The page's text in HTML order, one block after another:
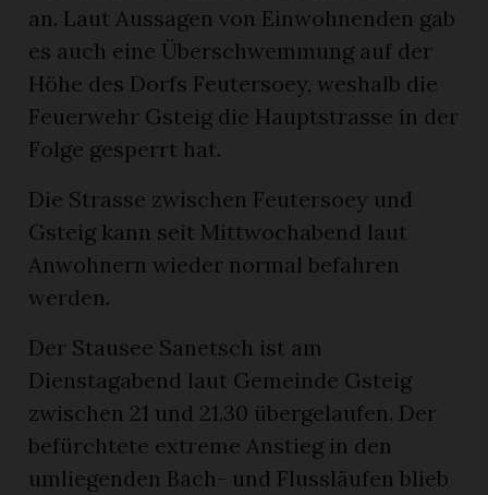
an. Laut Aussagen von Einwohnenden gab
es auch eine Überschwemmung auf der
Höhe des Dorfs Feutersoey, weshalb die
Feuerwehr Gsteig die Hauptstrasse in der
Folge gesperrt hat.
Die Strasse zwischen Feutersoey und
Gsteig kann seit Mittwochabend laut
Anwohnern wieder normal befahren
werden.
Der Stausee Sanetsch ist am
Dienstagabend laut Gemeinde Gsteig
zwischen 21 und 21.30 übergelaufen. Der
befürchtete extreme Anstieg in den
umliegenden Bach- und Flussläufen blieb